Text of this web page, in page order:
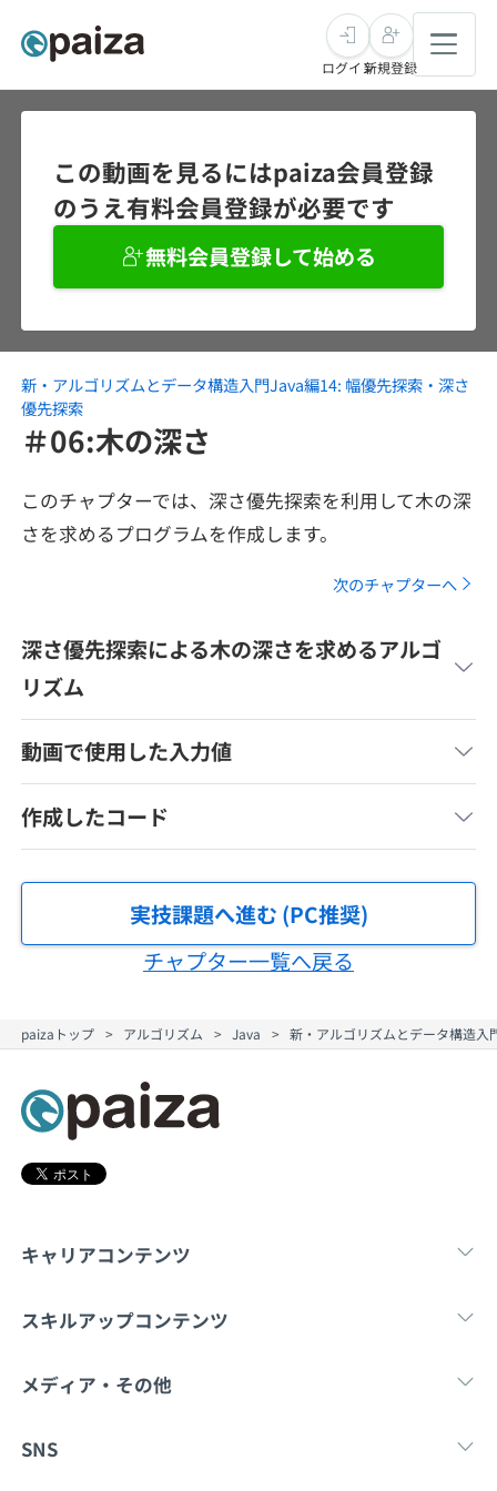
求人検索
インタビュー
転職成功ガイド
転職エージェント
未経験転職
インタビュー
転職成功ガイド
本選考
インターン
新卒エージェント
インタビュー
就活成功ガイド
学習
講座一覧
問題集
4択課題
リファレンス
プラン
個人向けプラン
学校向けプラン
スキルチェック
プログラミング言語
SQL
再チャレンジ結果一覧
ゲーム・マンガ
メディア
paiza times
ログイン新規登録
この動画を見るにはpaiza会員登録
のうえ有料会員登録が必要です
無料会員登録して始める
新・アルゴリズムとデータ構造入門Java編14: 幅優先探索・深さ
優先探索
＃06:木の深さ
このチャプターでは、深さ優先探索を利用して木の深
さを求めるプログラムを作成します。
次のチャプターへ
深さ優先探索による木の深さを求めるアルゴ
リズム
動画で使用した入力値
作成したコード
実技課題へ進む (PC推奨)
チャプター一覧へ戻る
paizaトップ アルゴリズム Java 新・アルゴリズムとデータ構造入
キャリアコンテンツ
転職・キャリア 新卒就
スキルアップコンテンツ
学習 マンガ・ゲーム
メディア・その他
Tech Team Journal note
SNS